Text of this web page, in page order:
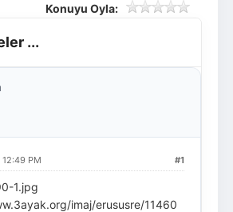
Konuyu Oyla:
...
#1
PM
imaj/erususre/11460